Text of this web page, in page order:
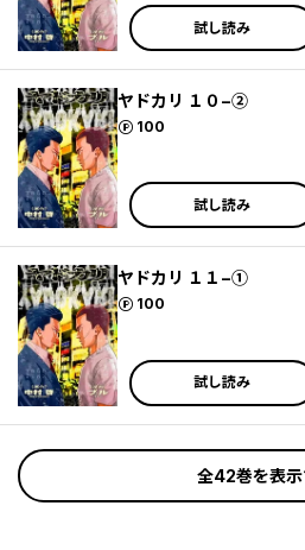
試し読み
ヤドカリ １０−②
100
ポイント
試し読み
ヤドカリ １１−①
100
ポイント
試し読み
全42巻を表示